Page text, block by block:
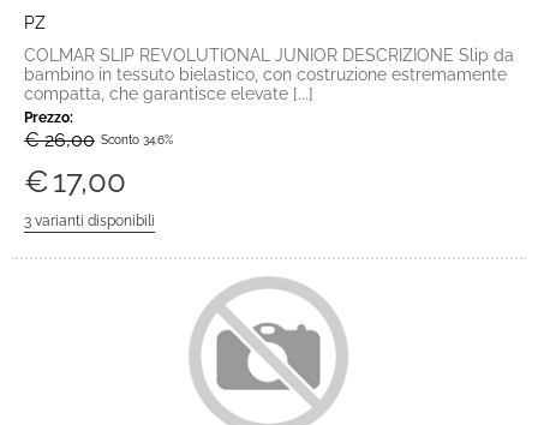
PZ
COLMAR SLIP REVOLUTIONAL JUNIOR DESCRIZIONE Slip da
bambino in tessuto bielastico, con costruzione estremamente
compatta, che garantisce elevate [...]
Prezzo:
€ 26,00 Sconto 34.6%
€17,00